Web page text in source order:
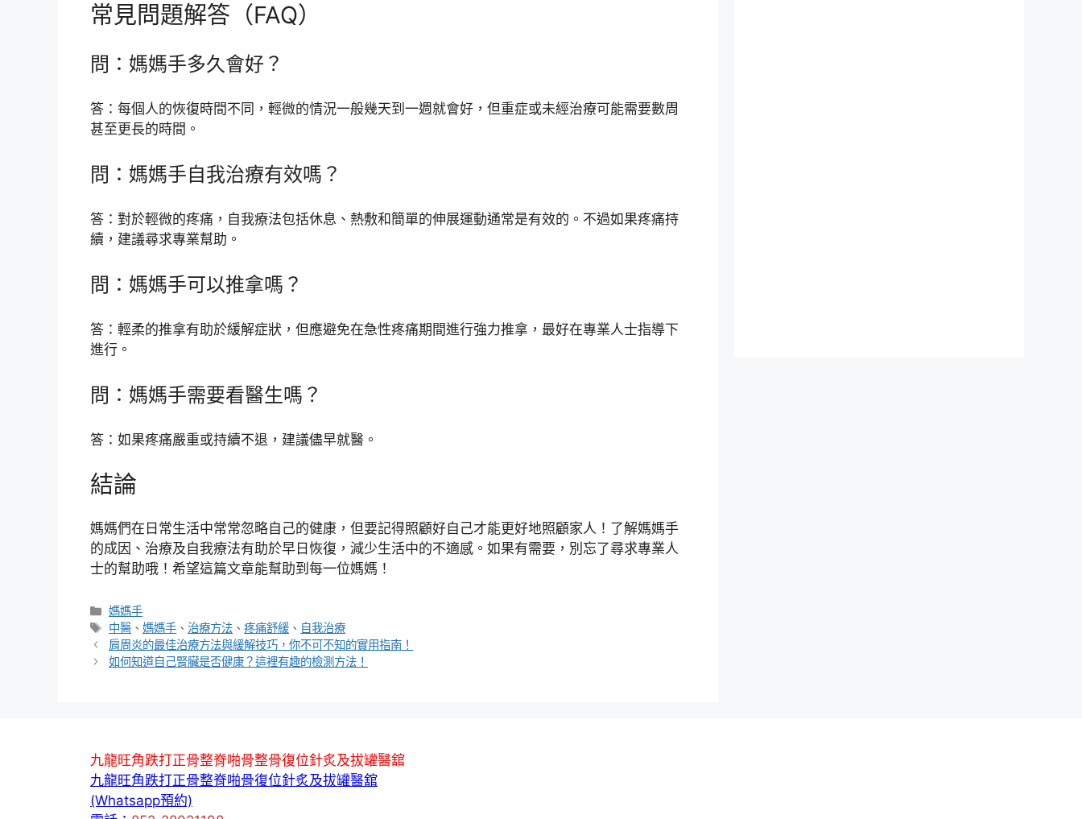
常見問題解答（FAQ）
問：媽媽手多久會好？
答：每個人的恢復時間不同，輕微的情況一般幾天到一週就會好，但重症或未經治療可能需要數周
甚至更長的時間。
問：媽媽手自我治療有效嗎？
答：對於輕微的疼痛，自我療法包括休息、熱敷和簡單的伸展運動通常是有效的。不過如果疼痛持
續，建議尋求專業幫助。
問：媽媽手可以推拿嗎？
答：輕柔的推拿有助於緩解症狀，但應避免在急性疼痛期間進行強力推拿，最好在專業人士指導下
進行。
問：媽媽手需要看醫生嗎？
答：如果疼痛嚴重或持續不退，建議儘早就醫。
結論
媽媽們在日常生活中常常忽略自己的健康，但要記得照顧好自己才能更好地照顧家人！了解媽媽手
的成因、治療及自我療法有助於早日恢復，減少生活中的不適感。如果有需要，別忘了尋求專業人
士的幫助哦！希望這篇文章能幫助到每一位媽媽！
分
類
媽媽手
標
籤
中醫 、媽媽手 、治療方法 、疼痛舒緩 、 自我治療
肩周炎的最佳治療方法與緩解技巧，你不可不知的實用指南！
如何知道自己腎臟是否健康？這裡有趣的檢測方法！
九龍旺角跌打正骨整脊啪骨整骨復位針炙及拔罐醫舘
九龍旺角跌打正骨整脊啪骨復位針炙及拔罐醫舘
(Whatsapp預約)